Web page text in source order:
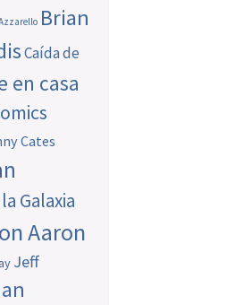
Brian
Caída de
en casa
Cates
Galaxia
Aaron
Jeff